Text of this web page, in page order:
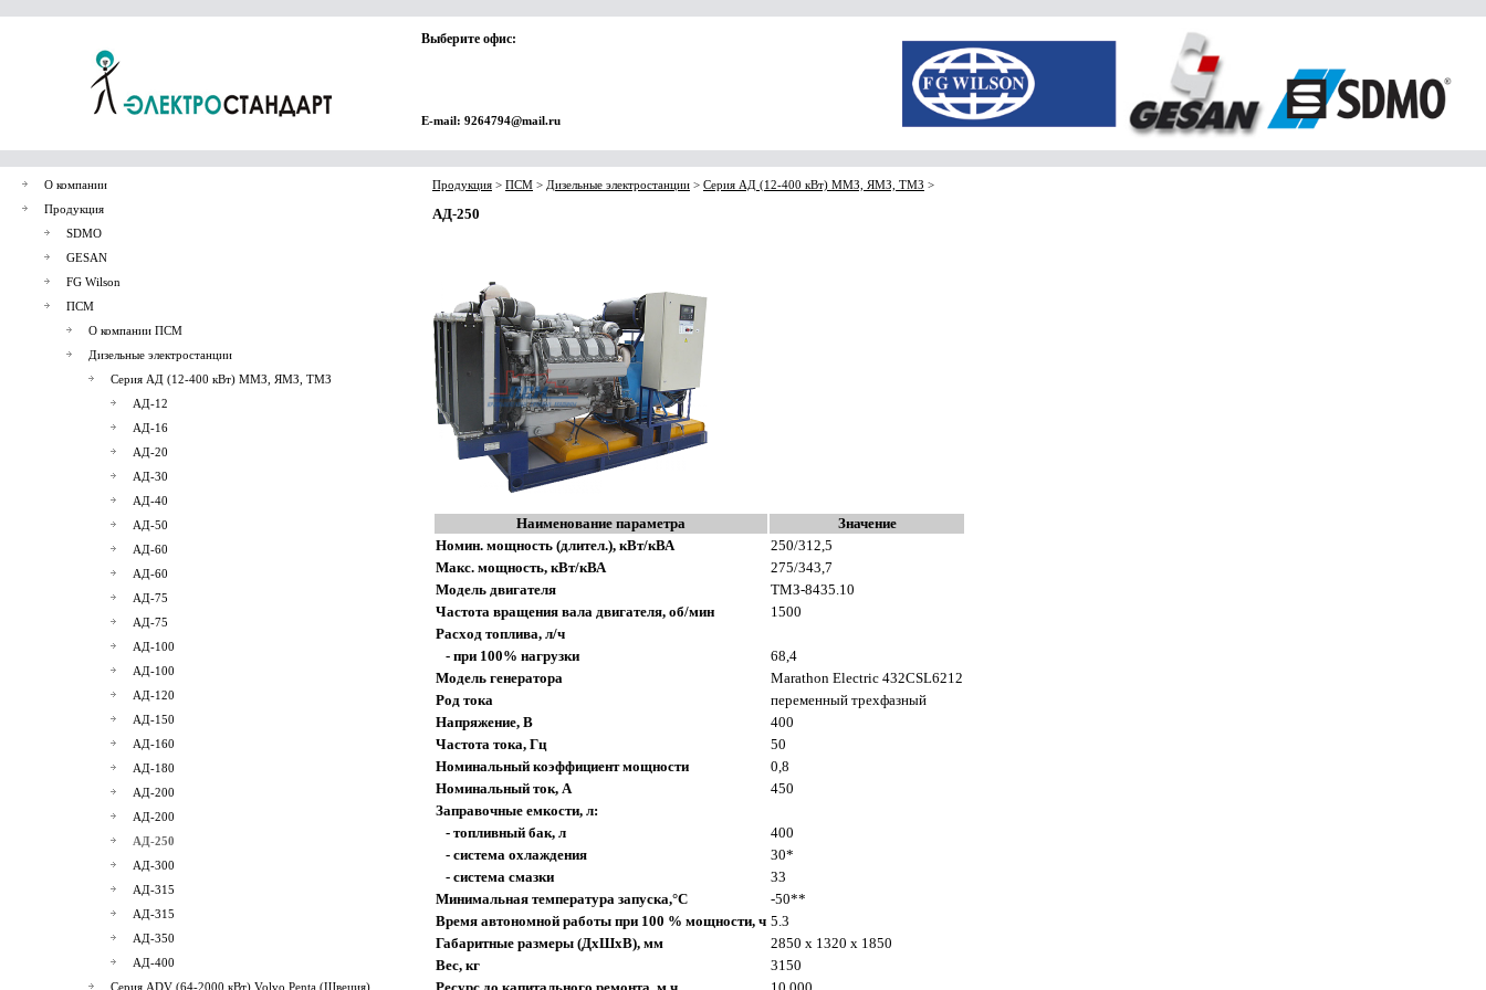
Выберите офис:
E-mail: 9264794@mail.ru
О компании
Продукция
SDMO
GESAN
FG Wilson
ПСМ
О компании ПСМ
Дизельные электростанции
Серия АД (12-400 кВт) ММЗ, ЯМЗ, ТМЗ
АД-12
АД-16
АД-20
АД-30
АД-40
АД-50
АД-60
АД-60
АД-75
АД-75
АД-100
АД-100
АД-120
АД-150
АД-160
АД-180
АД-200
АД-200
АД-250
АД-300
АД-315
АД-315
АД-350
АД-400
Серия ADV (64-2000 кВт) Volvo Penta (Швеция)
Продукция > ПСМ > Дизельные электростанции > Серия АД (12-400 кВт) ММЗ, ЯМЗ, ТМЗ >
АД-250
Наименование параметра
Значение
Номин. мощность (длител.), кВт/кВА
250/312,5
Макс. мощность, кВт/кВА
275/343,7
Модель двигателя
ТМЗ-8435.10
Частота вращения вала двигателя, об/мин
1500
Расход топлива, л/ч
- при 100% нагрузки
68,4
Модель генератора
Marathon Electric 432CSL6212
Род тока
переменный трехфазный
Напряжение, В
400
Частота тока, Гц
50
Номинальный коэффициент мощности
0,8
Номинальный ток, А
450
Заправочные емкости, л:
- топливный бак, л
400
- система охлаждения
30*
- система смазки
33
Минимальная температура запуска,°C
-50**
Время автономной работы при 100 % мощности, ч 5.3
Габаритные размеры (ДхШхВ), мм
2850 х 1320 х 1850
Вес, кг
3150